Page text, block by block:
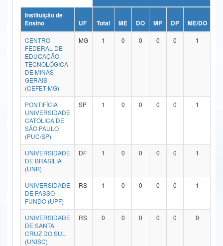
Ministério da Ciência, Tecnologia, Inovações e Comunicações
Ministério do Meio Ambiente
Ministério do Turismo
Ministério do Desenvolvimento Regional
Controladoria-Geral da União
Ministério da Mulher, da Família e dos Direitos Humanos
Secretaria-Geral
Secretaria de Governo
Gabinete de Segurança Institucional
Advocacia-Geral da União
Banco Central do Brasil
Instituição de
Ensino
UF Total ME DO MP DP ME/DO
CENTRO
FEDERAL DE
EDUCAÇÃO
TECNOLÓGICA
DE MINAS
GERAIS
(CEFET-MG)
MG 1 0 0 0 0 1
PONTIFÍCIA
UNIVERSIDADE
CATÓLICA DE
SÃO PAULO
(PUC/SP)
SP 1 0 0 0 0 1
UNIVERSIDADE
DE BRASÍLIA
(UNB)
DF 1 0 0 0 0 1
UNIVERSIDADE
DE PASSO
FUNDO (UPF)
RS 1 0 0 0 0 1
UNIVERSIDADE
DE SANTA
CRUZ DO SUL
(UNISC)
RS 0 0 0 0 0 0